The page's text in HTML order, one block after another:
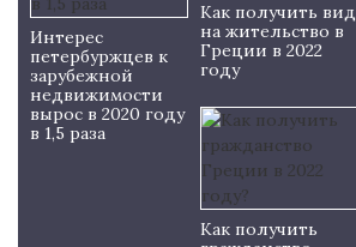
Интерес
петербуржцев к
зарубежной
недвижимости
вырос в 2020 году
в 1,5 раза
Как получить вид
на жительство в
Греции в 2022
году
Как получить